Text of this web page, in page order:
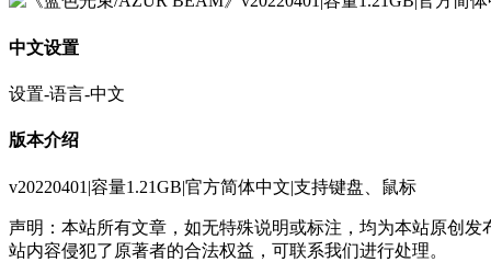
中文设置
设置-语言-中文
版本介绍
v20220401|容量1.21GB|官方简体中文|支持键盘、鼠标
声明：本站所有文章，如无特殊说明或标注，均为本站原创
站内容侵犯了原著者的合法权益，可联系我们进行处理。